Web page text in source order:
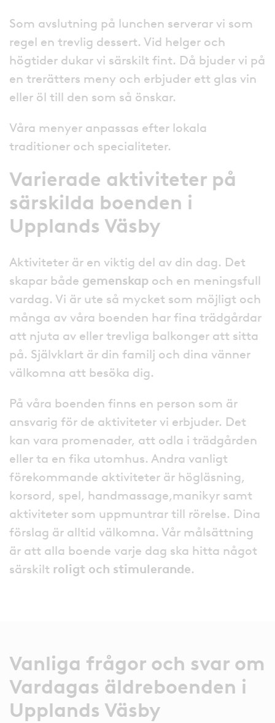
Som avslutning på lunchen serverar vi som
regel en trevlig dessert. Vid helger och
högtider dukar vi särskilt fint. Då bjuder vi på
en trerätters meny och erbjuder ett glas vin
eller öl till den som så önskar.
Våra menyer anpassas efter lokala
traditioner och specialiteter.
Varierade aktiviteter på
särskilda boenden i
Upplands Väsby
Aktiviteter är en viktig del av din dag. Det
skapar både gemenskap och en meningsfull
vardag. Vi är ute så mycket som möjligt och
många av våra boenden har fina trädgårdar
att njuta av eller trevliga balkonger att sitta
på. Självklart är din familj och dina vänner
välkomna att besöka dig.
På våra boenden finns en person som är
ansvarig för de aktiviteter vi erbjuder. Det
kan vara promenader, att odla i trädgården
eller ta en fika utomhus. Andra vanligt
förekommande aktiviteter är högläsning,
korsord, spel, handmassage,manikyr samt
aktiviteter som uppmuntrar till rörelse. Dina
förslag är alltid välkomna. Vår målsättning
är att alla boende varje dag ska hitta något
särskilt roligt och stimulerande.
Vanliga frågor och svar om
Vardagas äldreboenden i
Upplands Väsby